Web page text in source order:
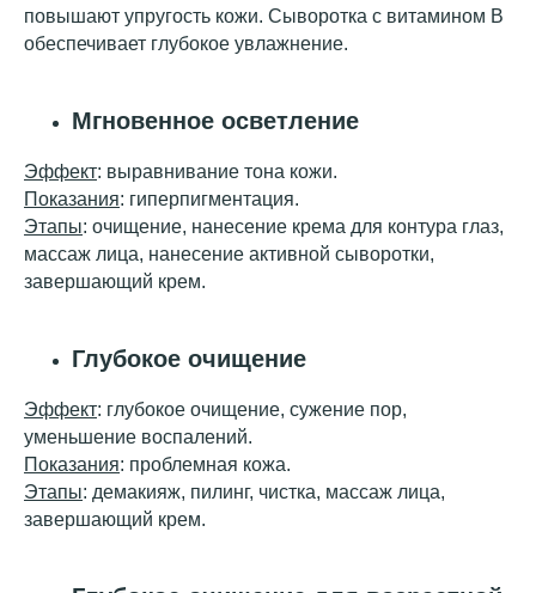
повышают упругость кожи. Сыворотка с витамином В
обеспечивает глубокое увлажнение.
Мгновенное осветление
Эффект: выравнивание тона кожи.
Показания: гиперпигментация.
Этапы: очищение, нанесение крема для контура глаз,
массаж лица, нанесение активной сыворотки,
завершающий крем.
Глубокое очищение
Эффект: глубокое очищение, сужение пор,
уменьшение воспалений.
Показания: проблемная кожа.
Этапы: демакияж, пилинг, чистка, массаж лица,
завершающий крем.